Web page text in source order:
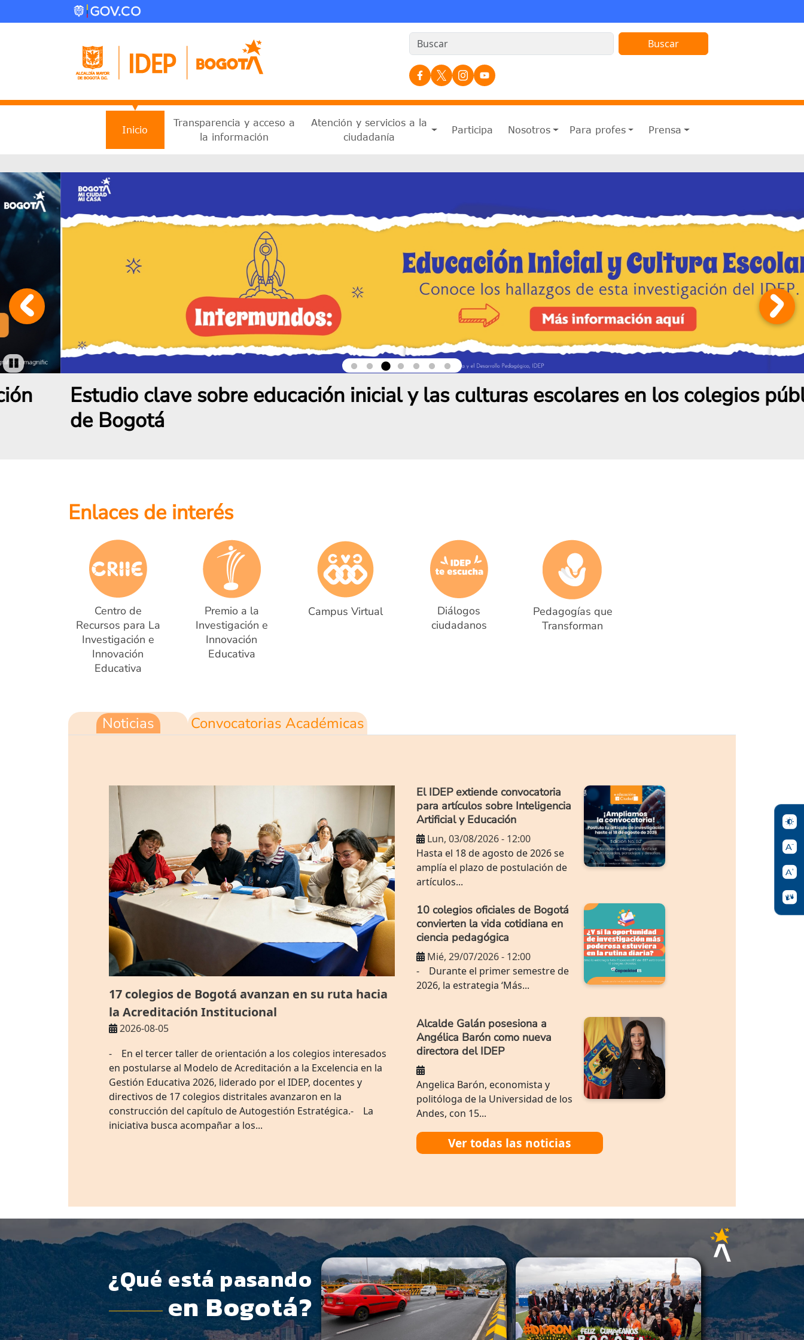
Pasar al contenido principal
Redes Sociales
Menu principal 2025
Inicio
Transparencia y acceso a
la información
Atención y servicios a la
ciudadanía
Participa Nosotros Para profes Prensa
Pause
Estudio clave sobre educación inicial y las culturas escolares en los colegios públicos
de Bogotá
Enlaces de interés
Centro de
Recursos para La
Investigación e
Innovación
Educativa
Premio a la
Investigación e
Innovación
Educativa
Campus Virtual
Diálogos
ciudadanos
Pedagogías que
Transforman
Noticias Convocatorias Académicas
17 colegios de Bogotá avanzan en su ruta hacia
la Acreditación Institucional
2026-08-05
- En el tercer taller de orientación a los colegios interesados
en postularse al Modelo de Acreditación a la Excelencia en la
Gestión Educativa 2026, liderado por el IDEP, docentes y
directivos de 17 colegios distritales avanzaron en la
construcción del capítulo de Autogestión Estratégica.- La
iniciativa busca acompañar a los...
El IDEP extiende convocatoria
para artículos sobre Inteligencia
Artificial y Educación
Lun, 03/08/2026 - 12:00
Hasta el 18 de agosto de 2026 se
amplía el plazo de postulación de
artículos...
10 colegios oficiales de Bogotá
convierten la vida cotidiana en
ciencia pedagógica
Mié, 29/07/2026 - 12:00
- Durante el primer semestre de
2026, la estrategia ‘Más...
Alcalde Galán posesiona a
Angélica Barón como nueva
directora del IDEP
Angelica Barón, economista y
politóloga de la Universidad de los
Andes, con 15...
Ver todas las noticias